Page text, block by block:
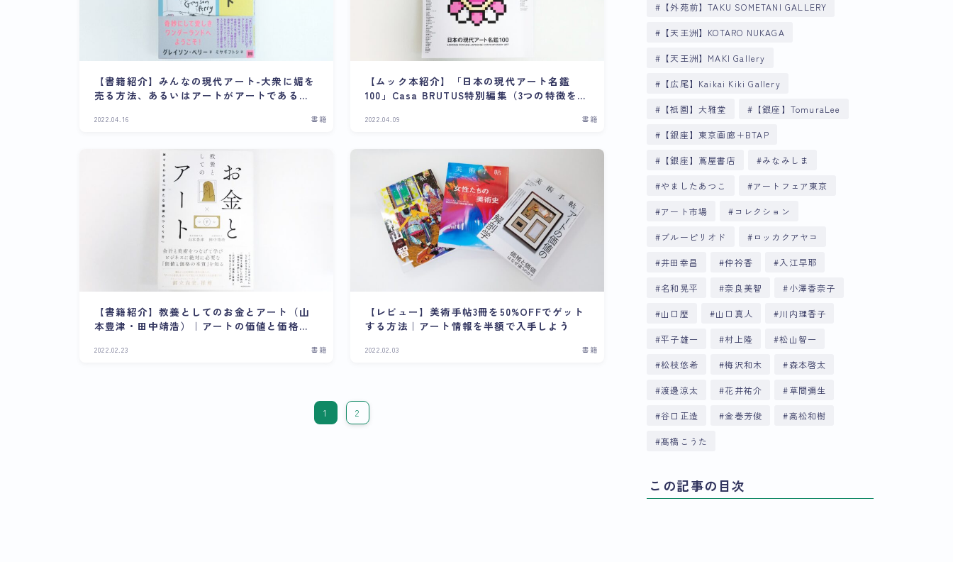
【書籍紹介】みんなの現代アート-大衆に媚を
売る方法、あるいはアートがアートであるた
門書
2022.04.16 書籍
【ムック本紹介】「日本の現代アート名鑑
100」Casa BRUTUS特別編集（3つの特徴をご
2022.04.09 書籍
【書籍紹介】教養としてのお金とアート（山
本豊津・田中靖浩）｜アートの価値と価格を
2022.02.23 書籍
【レビュー】美術手帖3冊を50%OFFでゲット
する方法｜アート情報を半額で入手しよう
2022.02.03 書籍
1 2
【外苑前】TAKU SOMETANI GALLERY
【天王洲】KOTARO NUKAGA
【天王洲】MAKI Gallery
【広尾】Kaikai Kiki Gallery
【祇園】大雅堂 【銀座】TomuraLee
【銀座】東京画廊＋BTAP
【銀座】蔦屋書店 みなみしま
やましたあつこ アートフェア東京
アート市場 コレクション
ブルーピリオド ロッカクアヤコ
井田幸昌 仲衿香 入江早耶
名和晃平 奈良美智 小澤香奈子
山口歴 山口真人 川内理香子
平子雄一 村上隆 松山智一
松枝悠希 梅沢和木 森本啓太
渡邊涼太 花井祐介 草間彌生
谷口正造 金巻芳俊 高松和樹
髙橋こうた
この記事の目次